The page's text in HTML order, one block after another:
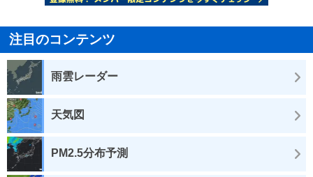
注目のコンテンツ
雨雲レーダー
天気図
PM2.5分布予測